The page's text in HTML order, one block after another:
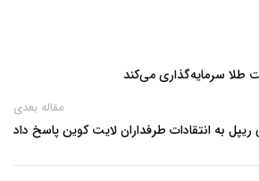
طلا سرمایه‌گذاری می‌کند
مقاله بعدی
ریپل به انتقادات طرفداران لایت کوین پاسخ داد